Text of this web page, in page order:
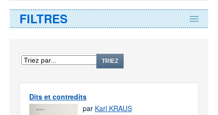
FILTRES
TRIEZ
Dits et contredits
par Karl KRAUS